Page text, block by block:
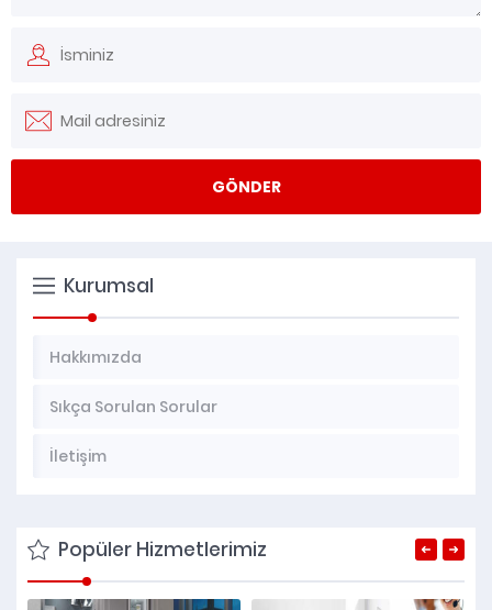
Kurumsal
Hakkımızda
Sıkça Sorulan Sorular
İletişim
Popüler Hizmetlerimiz